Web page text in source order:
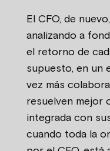
El CFO, de
analizando a
el retorno de
supuesto, en un
vez más
resuelven mejor
integrada con
cuando toda la